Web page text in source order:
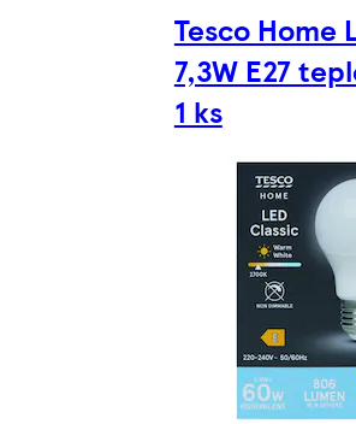
Tesco Home
7,3W E27
1 ks